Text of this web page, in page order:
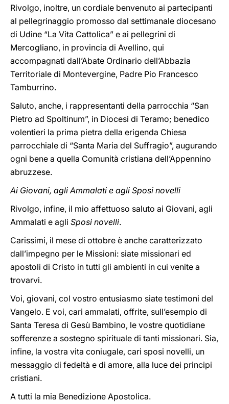
Rivolgo, inoltre, un cordiale benvenuto ai partecipanti
al pellegrinaggio promosso dal settimanale diocesano
di Udine “La Vita Cattolica” e ai pellegrini di
Mercogliano, in provincia di Avellino, qui
accompagnati dall’Abate Ordinario dell’Abbazia
Territoriale di Montevergine, Padre Pio Francesco
Tamburrino.
Saluto, anche, i rappresentanti della parrocchia “San
Pietro ad Spoltinum”, in Diocesi di Teramo; benedico
volentieri la prima pietra della erigenda Chiesa
parrocchiale di “Santa Maria del Suffragio”, augurando
ogni bene a quella Comunità cristiana dell’Appennino
abruzzese.
Ai Giovani, agli Ammalati e agli Sposi novelli
Rivolgo, infine, il mio affettuoso saluto ai Giovani, agli
Ammalati e agli Sposi novelli.
Carissimi, il mese di ottobre è anche caratterizzato
dall’impegno per le Missioni: siate missionari ed
apostoli di Cristo in tutti gli ambienti in cui venite a
trovarvi.
Voi, giovani, col vostro entusiasmo siate testimoni del
Vangelo. E voi, cari ammalati, offrite, sull’esempio di
Santa Teresa di Gesù Bambino, le vostre quotidiane
sofferenze a sostegno spirituale di tanti missionari. Sia,
infine, la vostra vita coniugale, cari sposi novelli, un
messaggio di fedeltà e di amore, alla luce dei principi
cristiani.
A tutti la mia Benedizione Apostolica.